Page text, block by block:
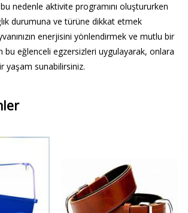
bu nedenle aktivite programını oluştururken
durumuna ve türüne dikkat etmek
enerjisini yönlendirmek ve mutlu bir
bu eğlenceli egzersizleri uygulayarak, onlara
yaşam sunabilirsiniz.